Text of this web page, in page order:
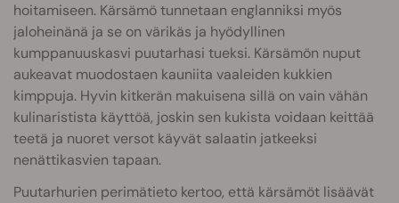
hoitamiseen. Kärsämö tunnetaan englanniksi myös
jaloheinänä ja se on värikäs ja hyödyllinen
kumppanuuskasvi puutarhasi tueksi. Kärsämön nuput
aukeavat muodostaen kauniita vaaleiden kukkien
kimppuja. Hyvin kitkerän makuisena sillä on vain vähän
kulinaristista käyttöä, joskin sen kukista voidaan keittää
teetä ja nuoret versot käyvät salaatin jatkeeksi
nenättikasvien tapaan.
Puutarhurien perimätieto kertoo, että kärsämöt lisäävät